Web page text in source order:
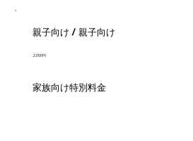
親子向け / 親子向け
2,000円
家族向け特別料金